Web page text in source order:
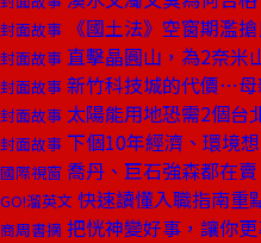
封面故事 《國土法》空窗期濫
封面故事 直擊晶圓山，為2奈米
封面故事 新竹科技城的代價⋯母
封面故事 太陽能用地恐需2個台
封面故事 下個10年經濟、環境
國際視窗 喬丹、巨石強森都在
GO!溜英文 快速讀懂入職指南重
商周書摘 把恍神變好事，讓你